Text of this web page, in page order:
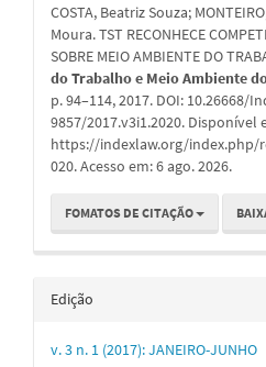
artigo
COSTA, Beatriz Souza;
Moura. TST RECONHECE
SOBRE MEIO AMBIENTE DO
do Trabalho e Meio Ambiente
p. 94–114, 2017. DOI: 10.26668/
9857/2017.v3i1.2020. Disponível
https://indexlaw.org/
020. Acesso em: 6 ago. 2026.
FOMATOS DE CITAÇÃO
Edição
v. 3 n. 1 (2017): JANEIRO-JUNHO